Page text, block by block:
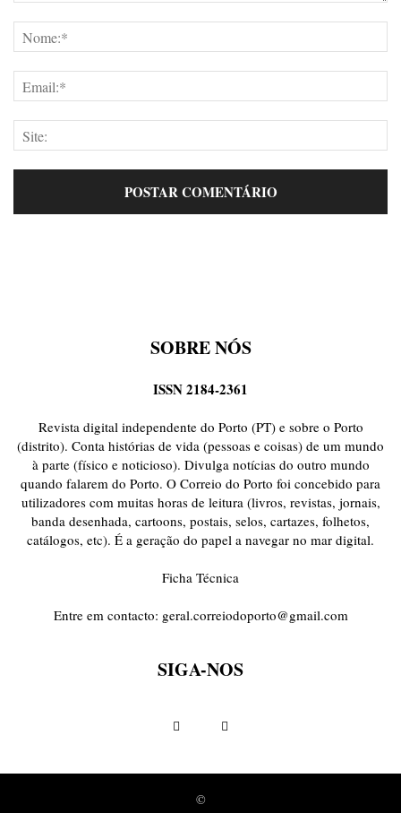
SOBRE NÓS
ISSN 2184-2361
Revista digital independente do Porto (PT) e sobre o Porto
(distrito). Conta histórias de vida (pessoas e coisas) de um mundo
à parte (físico e noticioso). Divulga notícias do outro mundo
quando falarem do Porto. O Correio do Porto foi concebido para
utilizadores com muitas horas de leitura (livros, revistas, jornais,
banda desenhada, cartoons, postais, selos, cartazes, folhetos,
catálogos, etc). É a geração do papel a navegar no mar digital.
Ficha Técnica
Entre em contacto: geral.correiodoporto@gmail.com
SIGA-NOS
©